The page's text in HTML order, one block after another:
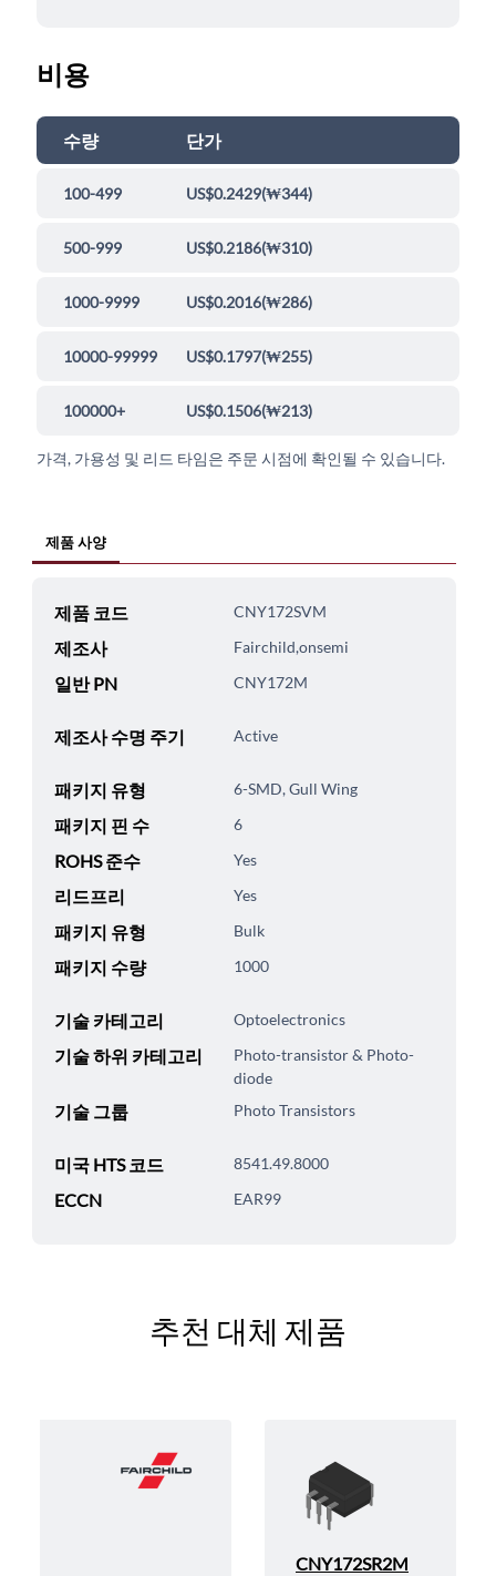
비용
수량 단가
100-499 US$0.2429(₩344)
500-999 US$0.2186(₩310)
1000-9999 US$0.2016(₩286)
10000-99999 US$0.1797(₩255)
100000+ US$0.1506(₩213)
가격, 가용성 및 리드 타임은 주문 시점에 확인될 수 있습니다.
제품 사양
제품 코드 CNY172SVM
제조사 Fairchild,onsemi
일반 PN CNY172M
제조사 수명 주기 Active
패키지 유형 6-SMD, Gull Wing
패키지 핀 수 6
ROHS 준수 Yes
리드프리 Yes
패키지 유형 Bulk
패키지 수량 1000
기술 카테고리 Optoelectronics
기술 하위 카테고리
Photo-transistor & Photo-
diode
기술 그룹 Photo Transistors
미국 HTS 코드 8541.49.8000
ECCN EAR99
추천 대체 제품
CNY172SR2M